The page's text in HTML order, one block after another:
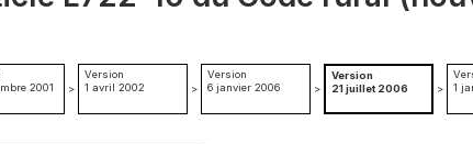
2001
>
Version
1 avril 2002
>
Version
6 janvier 2006
>
Version
21 juillet 2006
>
1